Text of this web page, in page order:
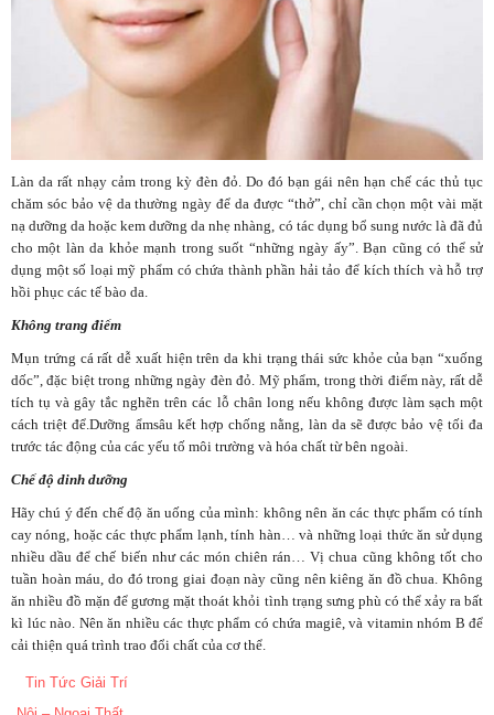
Làn da rất nhạy cảm trong kỳ đèn đỏ. Do đó bạn gái nên hạn chế các thủ tục
chăm sóc bảo vệ da thường ngày để da được “thở”, chỉ cần chọn một vài mặt
nạ dưỡng da hoặc kem dưỡng da nhẹ nhàng, có tác dụng bổ sung nước là đã đủ
cho một làn da khỏe mạnh trong suốt “những ngày ấy”. Bạn cũng có thể sử
dụng một số loại mỹ phẩm có chứa thành phần hải tảo để kích thích và hỗ trợ
hồi phục các tế bào da.
Không trang điểm
Mụn trứng cá rất dễ xuất hiện trên da khi trạng thái sức khỏe của bạn “xuống
dốc”, đặc biệt trong những ngày đèn đỏ. Mỹ phẩm, trong thời điểm này, rất dễ
tích tụ và gây tắc nghẽn trên các lỗ chân long nếu không được làm sạch một
cách triệt để.Dưỡng ẩmsâu kết hợp chống nằng, làn da sẽ được bảo vệ tối đa
trước tác động của các yếu tố môi trường và hóa chất từ bên ngoài.
Chế độ dinh dưỡng
Hãy chú ý đến chế độ ăn uống của mình: không nên ăn các thực phẩm có tính
cay nóng, hoặc các thực phẩm lạnh, tính hàn… và những loại thức ăn sử dụng
nhiều dầu để chế biến như các món chiên rán… Vị chua cũng không tốt cho
tuần hoàn máu, do đó trong giai đoạn này cũng nên kiêng ăn đồ chua. Không
ăn nhiều đồ mặn để gương mặt thoát khỏi tình trạng sưng phù có thể xảy ra bất
kì lúc nào. Nên ăn nhiều các thực phẩm có chứa magiê, và vitamin nhóm B để
cải thiện quá trình trao đổi chất của cơ thể.
Tin Tức Giải Trí